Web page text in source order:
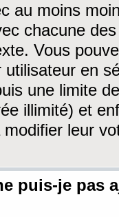
au moins
chacune
Vous
utilisateur en
une limite
illimité) et
leur
puis-je pas